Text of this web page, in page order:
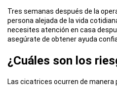
Tres semanas después de la
persona alejada de la vida
necesites atención en casa
asegúrate de obtener ayuda
¿Cuáles son los
Las cicatrices ocurren de manera